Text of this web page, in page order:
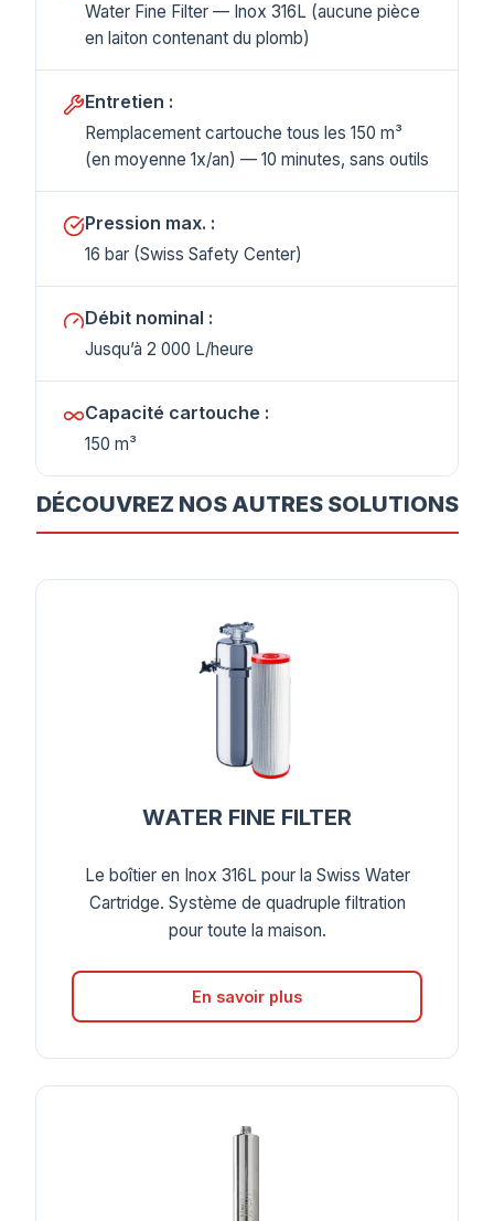
Water Fine Filter — Inox 316L (aucune pièce
en laiton contenant du plomb)
Entretien :
Remplacement cartouche tous les 150 m³
(en moyenne 1x/an) — 10 minutes, sans outils
Pression max. :
16 bar (Swiss Safety Center)
Débit nominal :
Jusqu’à 2 000 L/heure
Capacité cartouche :
150 m³
DÉCOUVREZ NOS AUTRES SOLUTIONS
WATER FINE FILTER
Le boîtier en Inox 316L pour la Swiss Water
Cartridge. Système de quadruple filtration
pour toute la maison.
En savoir plus